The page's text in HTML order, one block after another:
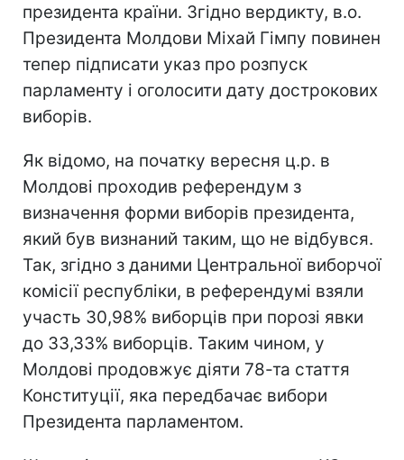
президента країни. Згідно вердикту, в.о.
Президента Молдови Міхай Гімпу повинен
тепер підписати указ про розпуск
парламенту і оголосити дату дострокових
виборів.
Як відомо, на початку вересня ц.р. в
Молдові проходив референдум з
визначення форми виборів президента,
який був визнаний таким, що не відбувся.
Так, згідно з даними Центральної виборчої
комісії республіки, в референдумі взяли
участь 30,98% виборців при порозі явки
до 33,33% виборців. Таким чином, у
Молдові продовжує діяти 78-та стаття
Конституції, яка передбачає вибори
Президента парламентом.